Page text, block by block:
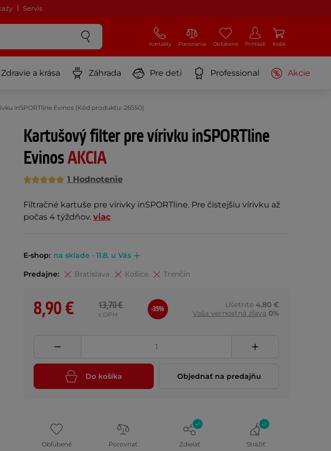
Servis
Kontakty Porovnanie Obľúbené Prihlásiť Košík
Zdravie a krása Záhrada Pre deti Professional Akcie
inSPORTline Evinos (Kód produktu: 26550)
Kartušový filter pre vírivku inSPORTline
EvinosAKCIA
1 Hodnotenie
Filtračné kartuše pre vírivky inSPORTline. Pre čistejšiu vírivku až
počas 4 týždňov. viac
E-shop: na sklade - 11.8. u Vás
Predajne: Bratislava Košice Trenčín
8,90 € 13,70 €
s DPH
-35% Ušetríte 4,80 €
Vaša vernostná zľava 0%
Do košíka Objednať na predajňu
Obľúbené Porovnať Zdielať Strážiť